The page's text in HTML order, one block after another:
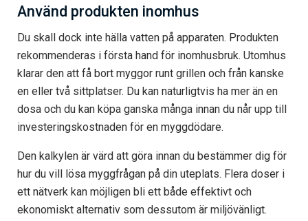
Använd produkten inomhus
Du skall dock inte hälla vatten på apparaten. Produkten
rekommenderas i första hand för inomhusbruk. Utomhus
klarar den att få bort myggor runt grillen och från kanske
en eller två sittplatser. Du kan naturligtvis ha mer än en
dosa och du kan köpa ganska många innan du når upp till
investeringskostnaden för en myggdödare.
Den kalkylen är värd att göra innan du bestämmer dig för
hur du vill lösa myggfrågan på din uteplats. Flera doser i
ett nätverk kan möjligen bli ett både effektivt och
ekonomiskt alternativ som dessutom är miljövänligt.